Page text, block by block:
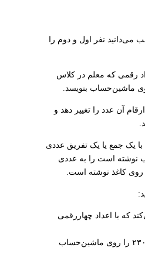
نفر اول و دوم را
رقمی که معلم در کلاس
ماشین‌حساب بنویسد.
آن عدد را تغییر دهد و
با یک جمع یا یک تفریق عددی
است را به عددی
کاغذ نوشته است.
که با اعداد چهاررقمی
نفر اول عدد ۲۳۰۶ را روی ماشین‌حساب